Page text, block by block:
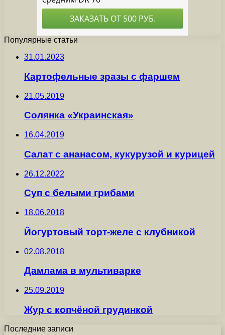
Популярные статьи
31.01.2023
Картофельные зразы с фаршем
21.05.2019
Солянка «Украинская»
16.04.2019
Салат с ананасом, кукурузой и курицей
26.12.2022
Суп с белыми грибами
18.06.2018
Йогуртовый торт-желе с клубникой
02.08.2018
Дамлама в мультиварке
25.09.2019
Жур с копчёной грудинкой
Последние записи